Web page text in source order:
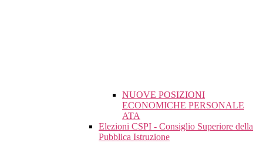
NUOVE POSIZIONI
ECONOMICHE PERSONALE
ATA
Elezioni CSPI - Consiglio Superiore della
Pubblica Istruzione